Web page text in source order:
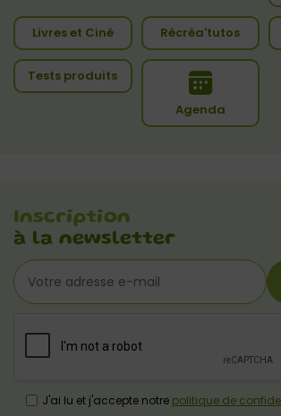
Livres et Ciné Récréa'tutos
Tests produits
Agenda
Inscription
à la newsletter
J'ai lu et j'accepte notre politique de